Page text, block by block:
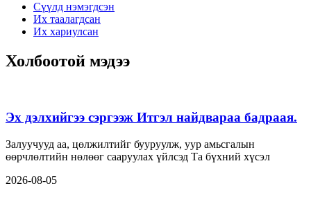
Сүүлд нэмэгдсэн
Их таалагдсан
Их хариулсан
Холбоотой мэдээ
Эх дэлхийгээ сэргээж Итгэл найдвараа бадраая.
Залуучууд аа, цөлжилтийг бууруулж, уур амьсгалын
өөрчлөлтийн нөлөөг сааруулах үйлсэд Та бүхний хүсэл
2026-08-05